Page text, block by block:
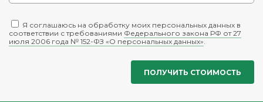
Я соглашаюсь на обработку моих персональных данных в
соответствии с требованиями Федерального закона РФ от 27
июля 2006 года № 152-ФЗ «О персональных данных».